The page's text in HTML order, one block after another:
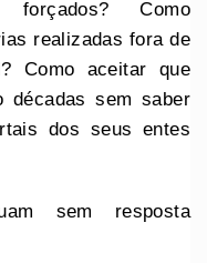
forçados? Como
realizadas fora de
Como aceitar que
décadas sem saber
dos seus entes
sem resposta